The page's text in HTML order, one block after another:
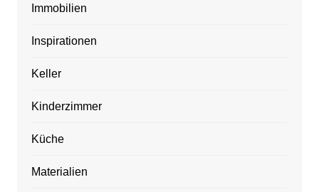
Immobilien
Inspirationen
Keller
Kinderzimmer
Küche
Materialien